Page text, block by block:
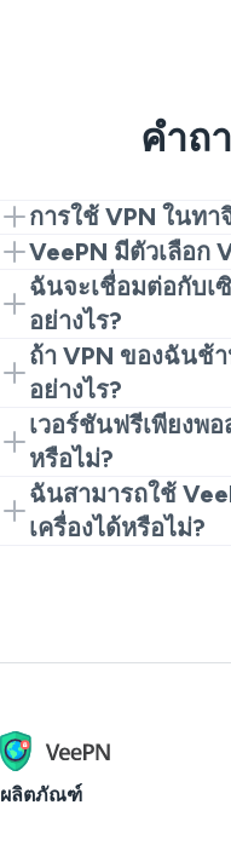
คำถ
การใช้ VPN ในท
ส่วนใหญ่ใช่ ผู้คนส่วน
และการท่องเว็บอย่า
ในท้องถิ่น และไม่ใช้
VeePN มีตัวเลือก
ใช่ คุณสามารถเริ่มต้น
สะดวกมากสำหรับกา
ตัวอย่างรวดเร็ว
ฉันจะเชื่อมต่อกับเ
อย่างไร?
ติดตั้ง VeePN จากนั้น
สถานที่และเชื่อมต่อ ทุ
ถ้า VPN ของฉันช้
อย่างไร?
เริ่มตั้งค่าหรือเชื่อมต่อ
แปรผันตามเครือข่าย
เวอร์ชันฟรีเพียงพ
หรือไม่?
สำหรับการท่องเว็บแ
มมากหรือเชื่อมต่อกัน
ฉันสามารถใช้
เครื่องได้หรือไม่?
ผลิตภัณฑ์